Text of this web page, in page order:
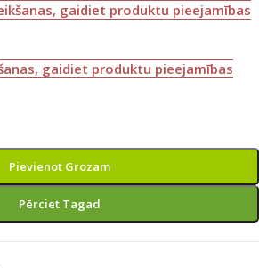
gaidiet produktu pieejamības
gaidiet produktu pieejamības
Pievienot Grozam
Pērciet Tagad